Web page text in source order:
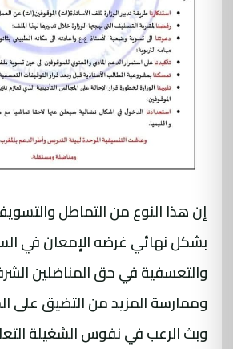
إن هذا النوع من التماطل
بشكل نهائي غرضه الإمعان في
والتعسفية في حق المناضلين
وممارسة المزيد من التضيق على
وبث الرعب في نفوس الشغيلة